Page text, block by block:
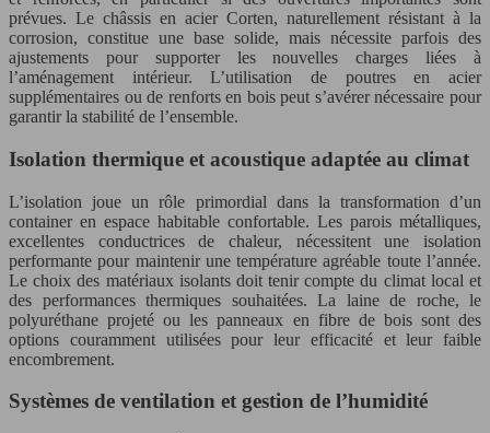
prévues. Le châssis en acier Corten, naturellement résistant à la
corrosion, constitue une base solide, mais nécessite parfois des
ajustements pour supporter les nouvelles charges liées à
l’aménagement intérieur. L’utilisation de poutres en acier
supplémentaires ou de renforts en bois peut s’avérer nécessaire pour
garantir la stabilité de l’ensemble.
Isolation thermique et acoustique adaptée au climat
L’isolation joue un rôle primordial dans la transformation d’un
container en espace habitable confortable. Les parois métalliques,
excellentes conductrices de chaleur, nécessitent une isolation
performante pour maintenir une température agréable toute l’année.
Le choix des matériaux isolants doit tenir compte du climat local et
des performances thermiques souhaitées. La laine de roche, le
polyuréthane projeté ou les panneaux en fibre de bois sont des
options couramment utilisées pour leur efficacité et leur faible
encombrement.
Systèmes de ventilation et gestion de l’humidité